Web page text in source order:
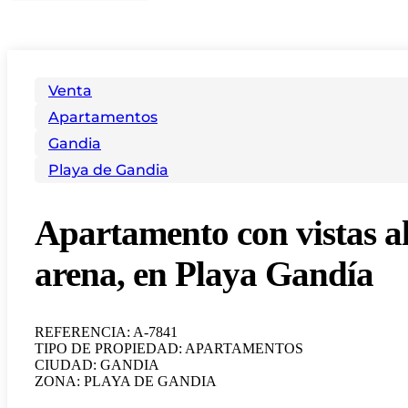
Venta
Apartamentos
Gandia
Playa de Gandia
Apartamento con vistas
arena, en Playa Gandía
REFERENCIA: A-7841
TIPO DE PROPIEDAD: APARTAMENTOS
CIUDAD: GANDIA
ZONA: PLAYA DE GANDIA